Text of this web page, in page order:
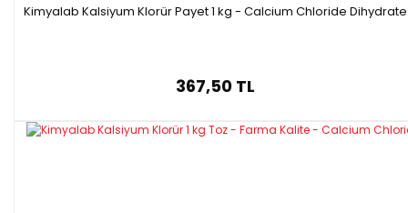
Kimyalab Kalsiyum Klorür Payet 1 kg - Calcium Chloride Dihydrate
367,50 TL